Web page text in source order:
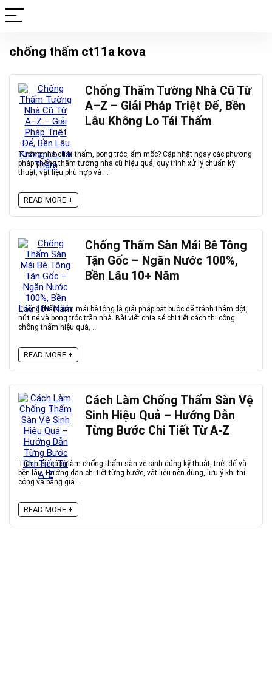
chống thấm ct11a kova
Chống Thấm Tường Nhà Cũ Từ
A–Z – Giải Pháp Triệt Để, Bền
Lâu Không Lo Tái Thấm
Tường nhà cũ bị thấm, bong tróc, ẩm mốc? Cập nhật ngay các phương
pháp chống thấm tường nhà cũ hiệu quả, quy trình xử lý chuẩn kỹ
thuật, vật liệu phù hợp và ...
READ MORE +
Chống Thấm Sàn Mái Bê Tông
Tận Gốc – Ngăn Nước 100%,
Bền Lâu 10+ Năm
Chống thấm sàn mái bê tông là giải pháp bắt buộc để tránh thấm dột,
nứt nẻ và bong tróc trần nhà. Bài viết chia sẻ chi tiết cách thi công
chống thấm hiệu quả, ...
READ MORE +
Cách Làm Chống Thấm Sàn Vệ
Sinh Hiệu Quả – Hướng Dẫn
Từng Bước Chi Tiết Từ A-Z
Tìm hiểu cách làm chống thấm sàn vệ sinh đúng kỹ thuật, triệt để và
bền lâu. Hướng dẫn chi tiết từng bước, vật liệu nên dùng, lưu ý khi thi
công và bảng giá ...
READ MORE +